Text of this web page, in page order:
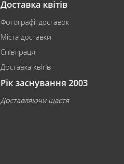
Доставка квітів
Фотографії доставок
Міста доставки
Співпраця
Доставка квітів
Рік заснування 2003
Доставляючи щастя